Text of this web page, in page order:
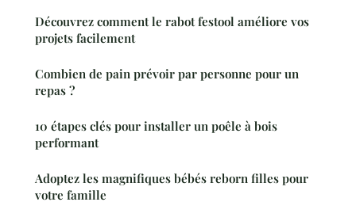
Découvrez comment le rabot festool améliore vos
projets facilement
Combien de pain prévoir par personne pour un
repas ?
10 étapes clés pour installer un poêle à bois
performant
Adoptez les magnifiques bébés reborn filles pour
votre famille